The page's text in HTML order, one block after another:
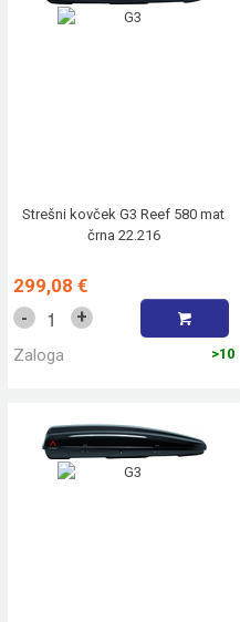
Strešni kovček G3 Reef 580 mat
črna 22.216
299,08 €
- +
Zaloga >10